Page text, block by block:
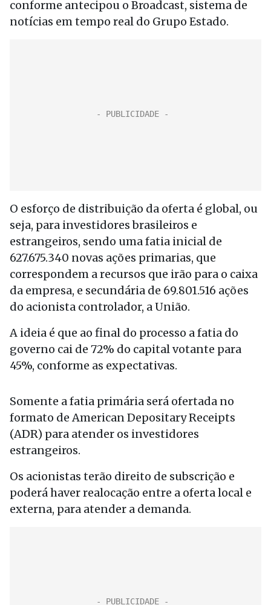
conforme antecipou o Broadcast, sistema de
notícias em tempo real do Grupo Estado.
O esforço de distribuição da oferta é global, ou
seja, para investidores brasileiros e
estrangeiros, sendo uma fatia inicial de
627.675.340 novas ações primarias, que
correspondem a recursos que irão para o caixa
da empresa, e secundária de 69.801.516 ações
do acionista controlador, a União.
A ideia é que ao final do processo a fatia do
governo cai de 72% do capital votante para
45%, conforme as expectativas.
Somente a fatia primária será ofertada no
formato de American Depositary Receipts
(ADR) para atender os investidores
estrangeiros.
Os acionistas terão direito de subscrição e
poderá haver realocação entre a oferta local e
externa, para atender a demanda.